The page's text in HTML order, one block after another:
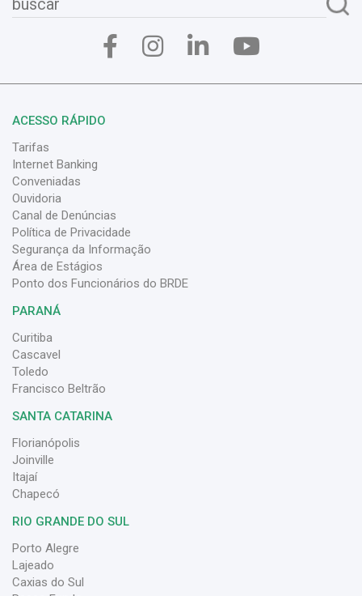
ACESSO RÁPIDO
Tarifas
Internet Banking
Conveniadas
Ouvidoria
Canal de Denúncias
Política de Privacidade
Segurança da Informação
Área de Estágios
Ponto dos Funcionários do BRDE
PARANÁ
Curitiba
Cascavel
Toledo
Francisco Beltrão
SANTA CATARINA
Florianópolis
Joinville
Itajaí
Chapecó
RIO GRANDE DO SUL
Porto Alegre
Lajeado
Caxias do Sul